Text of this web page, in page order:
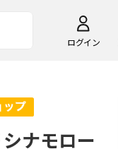
ログイン
ナモロー